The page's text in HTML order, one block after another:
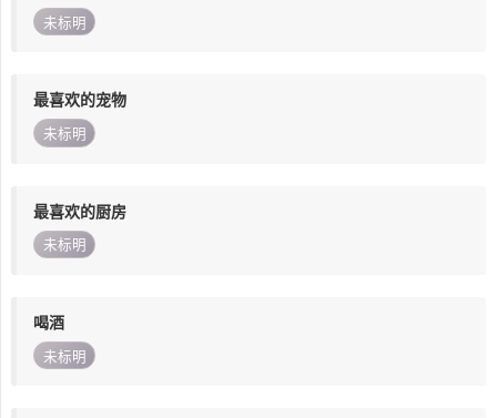
未标明
最喜欢的宠物
未标明
最喜欢的厨房
未标明
喝酒
未标明